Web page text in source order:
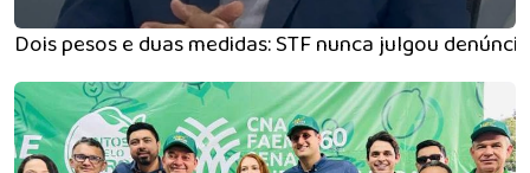
Dois pesos e duas medidas: STF nunca julgou